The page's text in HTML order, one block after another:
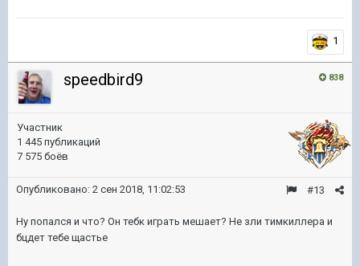
1
838
speedbird9
Участник
1 445 публикаций
7 575 боёв
#13
Опубликовано: 2 сен 2018, 11:02:53
Ну попался и что? Он тебк играть мешает? Не зли тимкиллера и
бцдет тебе щастье